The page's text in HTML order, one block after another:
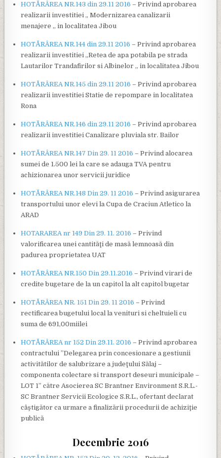
HOTĂRÂREA NR.143 din 29.11 2016 – Privind aprobarea
realizarii investitiei „ Modernizarea canalizarii
menajere „ in localitatea Jibou
HOTĂRÂREA NR.144 din 29.11 2016 – Privind aprobarea
realizarii investitiei „Retea de apa potabila pe strada
Lautarilor Trandafirilor si Albinelor „ in localitatea Jibou
HOTĂRÂREA NR.145 din 29.11 2016 – Privind aprobarea
realizarii investitiei Statie de repompare in localitatea
Rona
HOTĂRÂREA NR.146 din 29.11 2016 – Privind aprobarea
realizarii investitiei Canalizare pluviala str. Bailor
HOTĂRÂREA NR.147 Din 29. 11 2016 – Privind alocarea
sumei de 1.500 lei la care se adauga TVA pentru
achizionarea unor servicii juridice
HOTĂRÂREA NR.148 Din 29. 11 2016 – Privind asigurarea
transportului unor elevi la Cupa de Craciun Atletico la
ARAD
HOTARAREA nr 149 Din 29. 11. 2016 – Privind
valorificarea unei cantităţi de masă lemnoasă din
padurea proprietatea UAT
HOTĂRÂREA NR.150 Din 29.11.2016 – Privind virari de
credite bugetare de la un capitol la alt capitol bugetar
HOTĂRÂREA NR. 151 Din 29. 11 2016 – Privind
rectificarea bugetului local la venituri si cheltuieli cu
suma de 691,00miilei
HOTĂRÂREA nr 152 Din 29.11. 2016 – Privind aprobarea
contractului ”Delegarea prin concesionare a gestiunii
activitătilor de salubrizare a judeţului Sălaj –
componenta colectare si transport deseuri municipale –
LOT 1” către Asocierea SC Brantner Environment S.R.L.-
SC Brantner Servicii Ecologice S.R.L., ofertant declarat
câştigător ca urmare a finalizării procedurii de achiziţie
publică
Decembrie 2016